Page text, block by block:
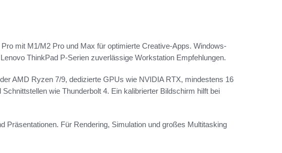
mit M1/M2 Pro und Max für optimierte Creative-Apps. Windows-
ThinkPad P-Serien zuverlässige Workstation Empfehlungen.
AMD Ryzen 7/9, dedizierte GPUs wie NVIDIA RTX, mindestens 16
wie Thunderbolt 4. Ein kalibrierter Bildschirm hilft bei
Präsentationen. Für Rendering, Simulation und großes Multitasking